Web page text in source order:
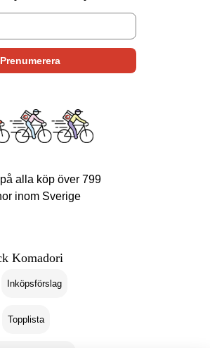
alla köp över 799
inom Sverige
Komadori
Inköpsförslag
Topplista